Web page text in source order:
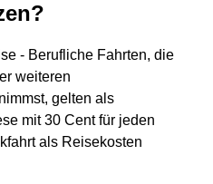
- Berufliche Fahrten, die
weiteren
gelten als
mit 30 Cent für jeden
als Reisekosten